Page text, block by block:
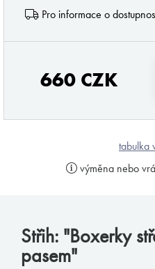
Pro informace o
660 CZK
tabulka
výměna nebo
Střih: "Boxerky
pasem"
Pořádné prádlo pro
Z profesionálního úhlu pohledu
pánové, že málo dbáte na
pánského prádla. Mou
diskrétností si můžete být jisti.